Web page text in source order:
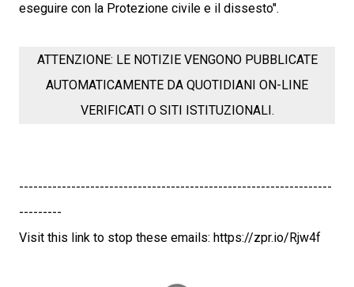
eseguire con la Protezione civile e il dissesto".
ATTENZIONE: LE NOTIZIE VENGONO PUBBLICATE
AUTOMATICAMENTE DA QUOTIDIANI ON-LINE
VERIFICATI O SITI ISTITUZIONALI.
------------------------------------------------------------------
---------
Visit this link to stop these emails: https://zpr.io/Rjw4f